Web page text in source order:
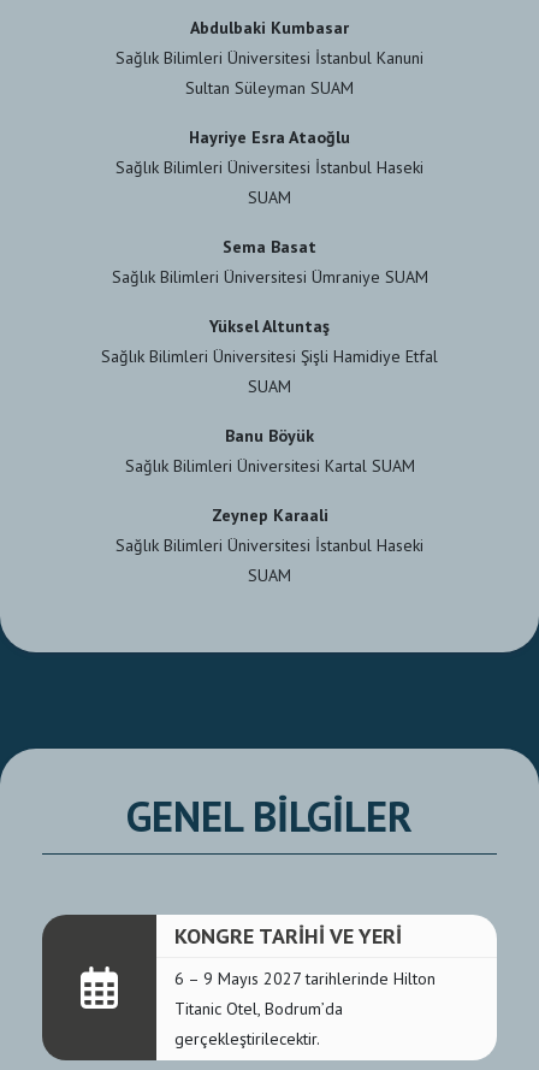
Abdulbaki Kumbasar
Sağlık Bilimleri Üniversitesi İstanbul Kanuni
Sultan Süleyman SUAM
Hayriye Esra Ataoğlu
Sağlık Bilimleri Üniversitesi İstanbul Haseki
SUAM
Sema Basat
Sağlık Bilimleri Üniversitesi Ümraniye SUAM
Yüksel Altuntaş
Sağlık Bilimleri Üniversitesi Şişli Hamidiye Etfal
SUAM
Banu Böyük
Sağlık Bilimleri Üniversitesi Kartal SUAM
Zeynep Karaali
Sağlık Bilimleri Üniversitesi İstanbul Haseki
SUAM
GENEL BİLGİLER
KONGRE TARİHİ VE YERİ
6 – 9 Mayıs 2027 tarihlerinde Hilton
Titanic Otel, Bodrum’da
gerçekleştirilecektir.